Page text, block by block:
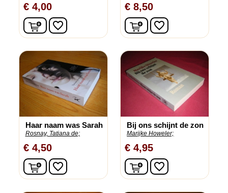
€ 4,00
In winkelwagen
favorite_border
€ 8,50
In winkelwagen
favorite_border
Haar naam was Sarah
Rosnay, Tatiana de;
€ 4,50
In winkelwagen
favorite_border
Bij ons schijnt de zon
Marijke Howeler;
€ 4,95
In winkelwagen
favorite_border